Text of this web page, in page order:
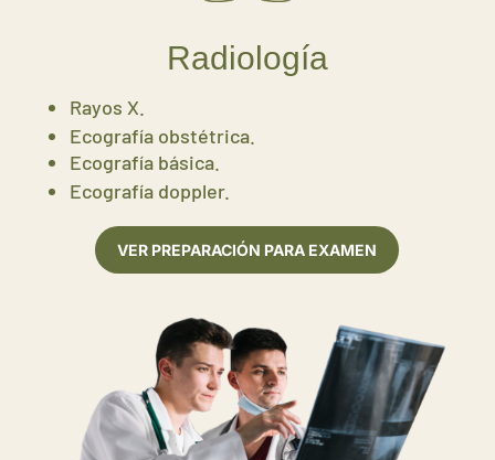
Radiología
Rayos X.
Ecografía obstétrica.
Ecografía básica.
Ecografía doppler.
VER PREPARACIÓN PARA EXAMEN